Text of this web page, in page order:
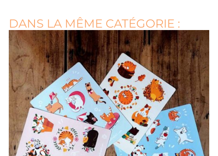
DANS LA MÊME CATÉGORIE :